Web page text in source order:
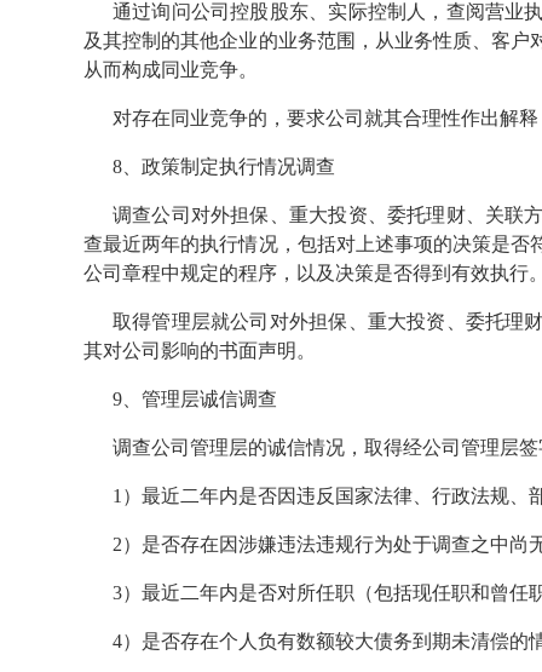
通过询问公司控股股东、实际控制人，查阅营业
及其控制的其他企业的业务范围，从业务性质、客
从而构成同业竞争。
对存在同业竞争的，要求公司就其合理性作出解
8、政策制定执行情况调查
调查公司对外担保、重大投资、委托理财、关联
查最近两年的执行情况，包括对上述事项的决策是
公司章程中规定的程序，以及决策是否得到有效执行
取得管理层就公司对外担保、重大投资、委托理
其对公司影响的书面声明。
9、管理层诚信调查
调查公司管理层的诚信情况，取得经公司管理层
1）最近二年内是否因违反国家法律、行政法规
2）是否存在因涉嫌违法违规行为处于调查之中尚
3）最近二年内是否对所任职（包括现任职和曾
4）是否存在个人负有数额较大债务到期未清偿的